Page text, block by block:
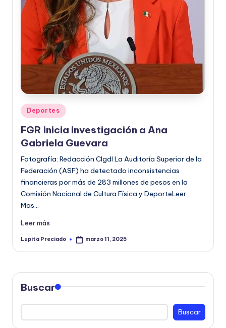
o
a
v
aPublicado
en
Deportes
FGR inicia investigación a Ana
Gabriela Guevara
Fotografía: Redacción CIgdl La Auditoría Superior de la
Federación (ASF) ha detectado inconsistencias
financieras por más de 283 millones de pesos en la
Comisión Nacional de Cultura Física y DeporteLeer
Mas…
Leer más
Publicado
Lupita Preciado marzo 11, 2025
Buscar
Buscar